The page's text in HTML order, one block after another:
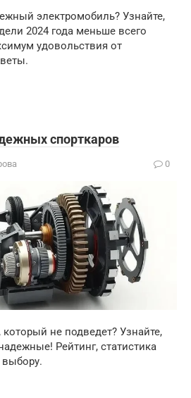
электромобиль? Узнайте,
2024 года меньше всего
удовольствия от
спорткаров
0
который не подведет? Узнайте,
Рейтинг, статистика